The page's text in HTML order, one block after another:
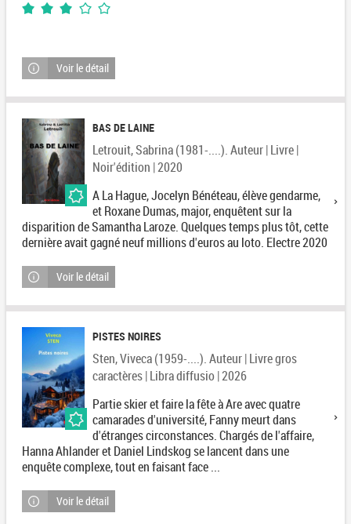
3/5
Voir le détail
BAS DE LAINE
Letrouit, Sabrina (1981-....). Auteur | Livre |
Noir'édition | 2020
A La Hague, Jocelyn Bénéteau, élève gendarme,
et Roxane Dumas, major, enquêtent sur la
disparition de Samantha Laroze. Quelques temps plus tôt, cette
dernière avait gagné neuf millions d'euros au loto. Electre 2020
Voir le détail
PISTES NOIRES
Sten, Viveca (1959-....). Auteur | Livre gros
caractères | Libra diffusio | 2026
Partie skier et faire la fête à Are avec quatre
camarades d'université, Fanny meurt dans
d'étranges circonstances. Chargés de l'affaire,
Hanna Ahlander et Daniel Lindskog se lancent dans une
enquête complexe, tout en faisant face ...
Voir le détail